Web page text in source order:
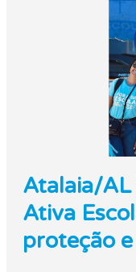
Atalaia/
Ativa
proteção